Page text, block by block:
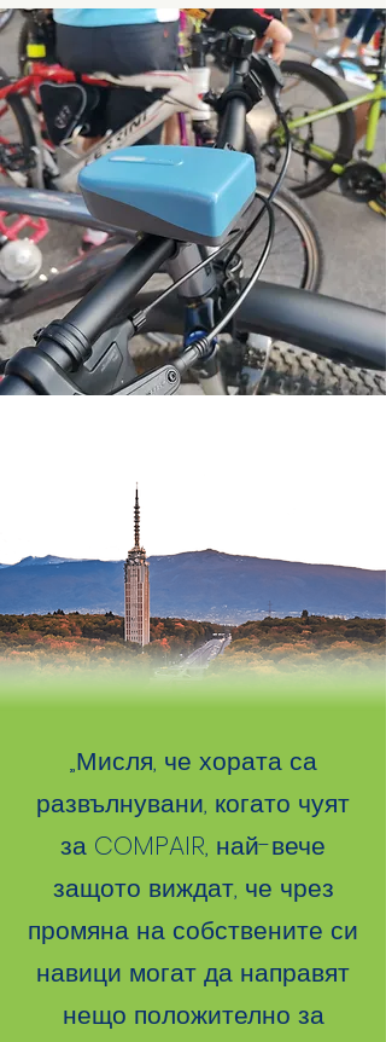
„Мисля, че хората са
развълнувани, когато чуят
за COMPAIR, най-вече
защото виждат, че чрез
промяна на собствените си
навици могат да направят
нещо положително за